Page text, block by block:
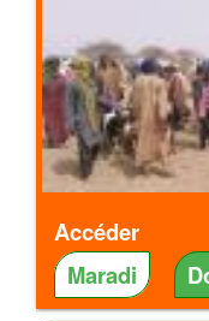
Accéder
Maradi